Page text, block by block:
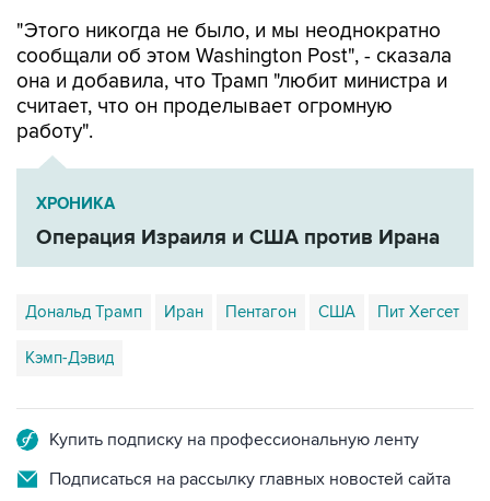
"Этого никогда не было, и мы неоднократно
сообщали об этом Washington Post", - сказала
она и добавила, что Трамп "любит министра и
считает, что он проделывает огромную
работу".
ХРОНИКА
Операция Израиля и США против Ирана
Дональд Трамп Иран Пентагон США Пит Хегсет
Кэмп-Дэвид
Купить подписку на профессиональную ленту
Подписаться на рассылку главных новостей сайта